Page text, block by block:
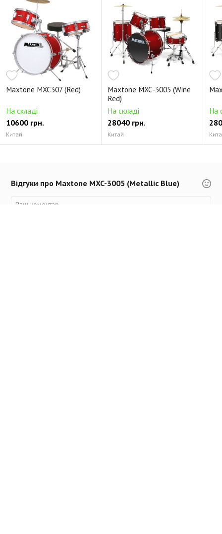
Maxtone MXC307 (Red)
На складі
10600 грн.
Китай
Maxtone MXC-3005 (Wine
Red)
На складі
28040 грн.
Китай
На
Відгуки про Maxtone MXC-3005 (Metallic Blue)